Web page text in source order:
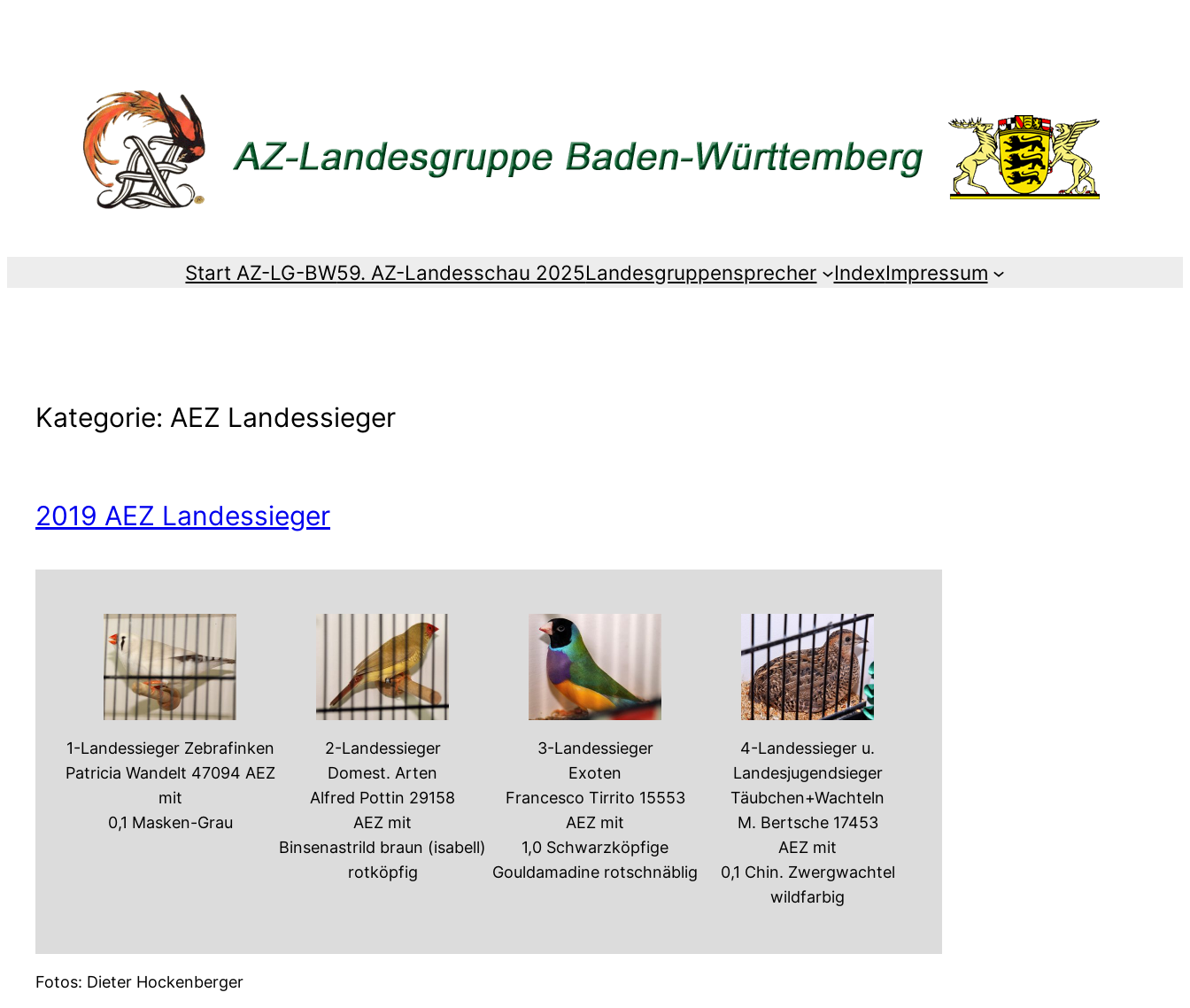
Start AZ-LG-BW59. AZ-Landesschau 2025Landesgruppensprecher IndexImpressum
Kategorie: AEZ Landessieger
2019 AEZ Landessieger
1-Landessieger Zebrafinken
Patricia Wandelt 47094 AEZ
mit
0,1 Masken-Grau
2-Landessieger
Domest. Arten
Alfred Pottin 29158
AEZ mit
Binsenastrild braun (isabell)
rotköpfig
3-Landessieger
Exoten
Francesco Tirrito 15553
AEZ mit
1,0 Schwarzköpfige
Gouldamadine rotschnäblig
4-Landessieger u.
Landesjugendsieger
Täubchen+Wachteln
M. Bertsche 17453
AEZ mit
0,1 Chin. Zwergwachtel
wildfarbig
Fotos: Dieter Hockenberger